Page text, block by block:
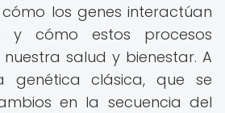
los genes interactúan
y cómo estos procesos
salud y bienestar. A
genética clásica, que se
en la secuencia del